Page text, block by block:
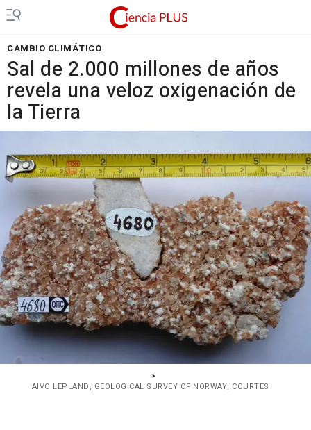
CAMBIO CLIMÁTICO
Sal de 2.000 millones de años
revela una veloz oxigenación de
la Tierra
AIVO LEPLAND, GEOLOGICAL SURVEY OF NORWAY; COURTES